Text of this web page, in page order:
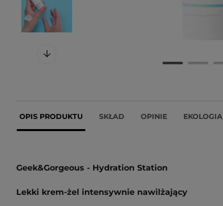
OPIS PRODUKTU SKŁAD OPINIE EKOLOGIA
Geek&Gorgeous - Hydration Station
Lekki krem-żel intensywnie nawilżający